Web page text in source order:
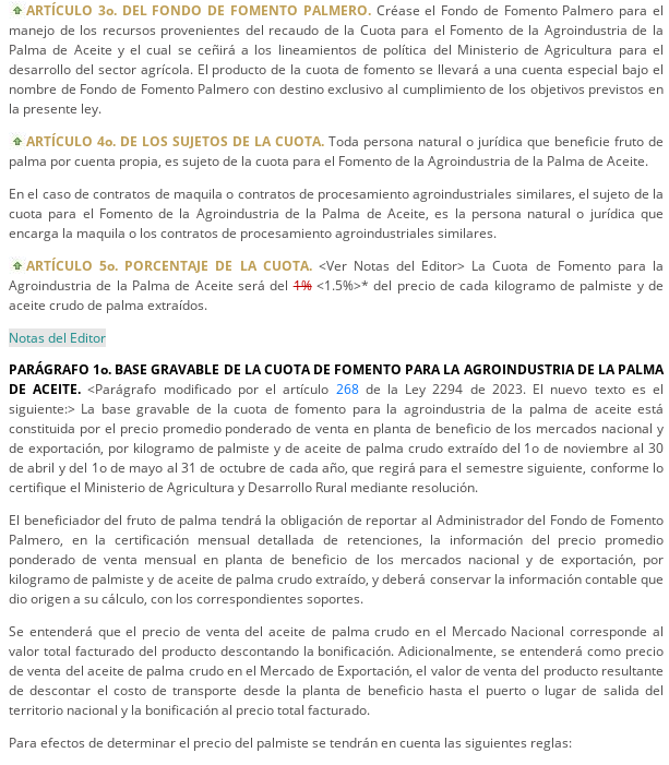
ARTÍCULO 3o. DEL FONDO DE FOMENTO PALMERO.Créase el Fondo de Fomento Palmero para el
manejo de los recursos provenientes del recaudo de la Cuota para el Fomento de la Agroindustria de la
Palma de Aceite y el cual se ceñirá a los lineamientos de política del Ministerio de Agricultura para el
desarrollo del sector agrícola. El producto de la cuota de fomento se llevará a una cuenta especial bajo el
nombre de Fondo de Fomento Palmero con destino exclusivo al cumplimiento de los objetivos previstos en
la presente ley.
ARTÍCULO 4o. DE LOS SUJETOS DE LA CUOTA. Toda persona natural o jurídica que beneficie fruto de
palma por cuenta propia, es sujeto de la cuota para el Fomento de la Agroindustria de la Palma de Aceite.
En el caso de contratos de maquila o contratos de procesamiento agroindustriales similares, el sujeto de la
cuota para el Fomento de la Agroindustria de la Palma de Aceite, es la persona natural o jurídica que
encarga la maquila o los contratos de procesamiento agroindustriales similares.
ARTÍCULO 5o. PORCENTAJE DE LA CUOTA.<Ver Notas del Editor> La Cuota de Fomento para la
Agroindustria de la Palma de Aceite será del1%<1.5%>* del precio de cada kilogramo de palmiste y de
aceite crudo de palma extraídos.
Notas del Editor
PARÁGRAFO 1o. BASE GRAVABLE DE LA CUOTA DE FOMENTO PARA LA AGROINDUSTRIA DE LA PALMA
DE ACEITE.<Parágrafo modificado por el artículo 268de la Ley 2294 de 2023. El nuevo texto es el
siguiente:> La base gravable de la cuota de fomento para la agroindustria de la palma de aceite está
constituida por el precio promedio ponderado de venta en planta de beneficio de los mercados nacional y
de exportación, por kilogramo de palmiste y de aceite de palma crudo extraído del 1o de noviembre al 30
de abril y del 1o de mayo al 31 de octubre de cada año, que regirá para el semestre siguiente, conforme lo
certifique el Ministerio de Agricultura y Desarrollo Rural mediante resolución.
El beneficiador del fruto de palma tendrá la obligación de reportar al Administrador del Fondo de Fomento
Palmero, en la certificación mensual detallada de retenciones, la información del precio promedio
ponderado de venta mensual en planta de beneficio de los mercados nacional y de exportación, por
kilogramo de palmiste y de aceite de palma crudo extraído, y deberá conservar la información contable que
dio origen a su cálculo, con los correspondientes soportes.
Se entenderá que el precio de venta del aceite de palma crudo en el Mercado Nacional corresponde al
valor total facturado del producto descontando la bonificación. Adicionalmente, se entenderá como precio
de venta del aceite de palma crudo en el Mercado de Exportación, el valor de venta del producto resultante
de descontar el costo de transporte desde la planta de beneficio hasta el puerto o lugar de salida del
territorio nacional y la bonificación al precio total facturado.
Para efectos de determinar el precio del palmiste se tendrán en cuenta las siguientes reglas: